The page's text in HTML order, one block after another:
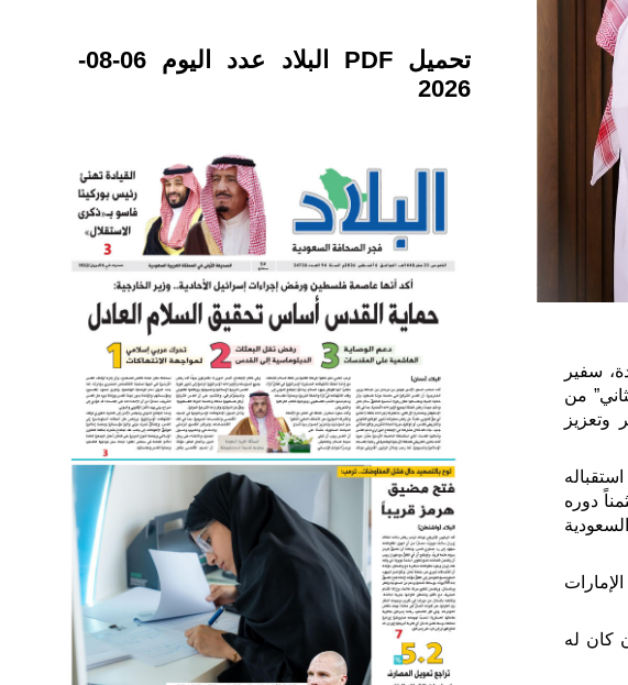
سفير
من
وتعزيز
دوره
كان له
تحميل PDF البلاد عدد اليوم 06-08-
2026